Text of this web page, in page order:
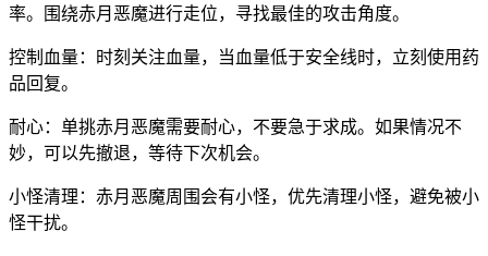
率。围绕赤月恶魔进行走位，寻找最佳的攻击角度。
控制血量：时刻关注血量，当血量低于安全线时，立刻使用药
品回复。
耐心：单挑赤月恶魔需要耐心，不要急于求成。如果情况不
妙，可以先撤退，等待下次机会。
小怪清理：赤月恶魔周围会有小怪，优先清理小怪，避免被小
怪干扰。